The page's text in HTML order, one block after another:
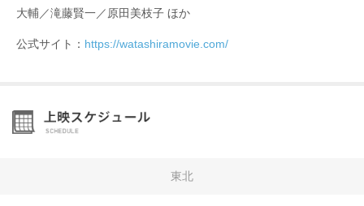
大輔／滝藤賢一／原田美枝子 ほか
公式サイト： https://watashiramovie.com/
東北